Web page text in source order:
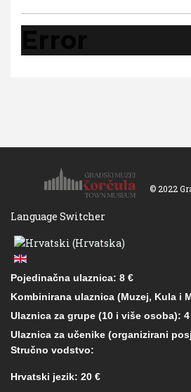
© 2022
Language Switcher
Pojedinačna ulaznica: 8 €
Kombinirana ulaznica (Muzej, Kula i
Ulaznica za grupe (10 i više osoba): 4
Ulaznica za učenike (organizirani
Stručno vodstvo:
Hrvatski jezik: 20 €